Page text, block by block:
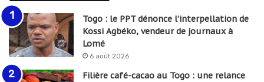
Togo : le PPT dénonce l’interpellation de
Kossi Agbéko, vendeur de journaux à
Lomé
6 août 2026
Filière café-cacao au Togo : une relance